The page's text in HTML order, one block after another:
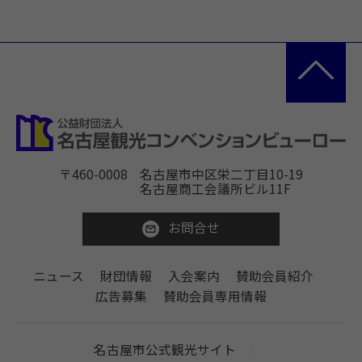
〒460-0008 名古屋市中区栄二丁目10-19
名古屋商工会議所ビル11F
お問合せ
ニュース 財団情報 入会案内
賛助会員紹介
広告募集
賛助会員専用情報
名古屋市公式観光サイト